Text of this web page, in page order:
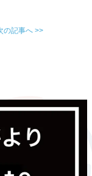
の記事へ >>